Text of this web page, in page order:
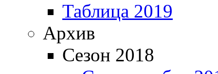
Таблица 2019
Архив
Сезон 2018